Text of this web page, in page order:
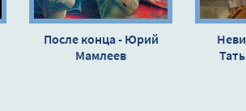
После конца - Юрий
Мамлеев